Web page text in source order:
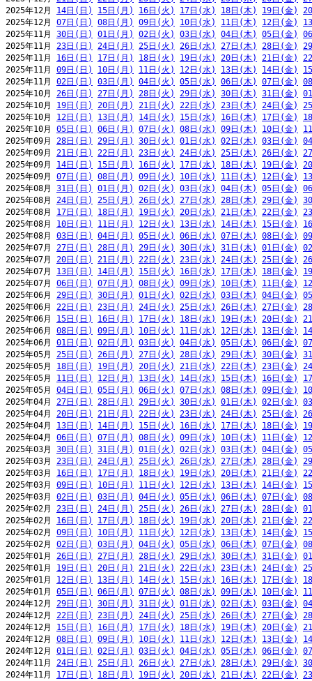
2025年12月 14日(日) 15日(月) 16日(火) 17日(水) 18日(木) 19日(金)
2025年12月 07日(日) 08日(月) 09日(火) 10日(水) 11日(木) 12日(金)
2025年11月 30日(日) 01日(月) 02日(火) 03日(水) 04日(木) 05日(金)
2025年11月 23日(日) 24日(月) 25日(火) 26日(水) 27日(木) 28日(金)
2025年11月 16日(日) 17日(月) 18日(火) 19日(水) 20日(木) 21日(金)
2025年11月 09日(日) 10日(月) 11日(火) 12日(水) 13日(木) 14日(金)
2025年11月 02日(日) 03日(月) 04日(火) 05日(水) 06日(木) 07日(金)
2025年10月 26日(日) 27日(月) 28日(火) 29日(水) 30日(木) 31日(金)
2025年10月 19日(日) 20日(月) 21日(火) 22日(水) 23日(木) 24日(金)
2025年10月 12日(日) 13日(月) 14日(火) 15日(水) 16日(木) 17日(金)
2025年10月 05日(日) 06日(月) 07日(火) 08日(水) 09日(木) 10日(金)
2025年09月 28日(日) 29日(月) 30日(火) 01日(水) 02日(木) 03日(金)
2025年09月 21日(日) 22日(月) 23日(火) 24日(水) 25日(木) 26日(金)
2025年09月 14日(日) 15日(月) 16日(火) 17日(水) 18日(木) 19日(金)
2025年09月 07日(日) 08日(月) 09日(火) 10日(水) 11日(木) 12日(金)
2025年08月 31日(日) 01日(月) 02日(火) 03日(水) 04日(木) 05日(金)
2025年08月 24日(日) 25日(月) 26日(火) 27日(水) 28日(木) 29日(金)
2025年08月 17日(日) 18日(月) 19日(火) 20日(水) 21日(木) 22日(金)
2025年08月 10日(日) 11日(月) 12日(火) 13日(水) 14日(木) 15日(金)
2025年08月 03日(日) 04日(月) 05日(火) 06日(水) 07日(木) 08日(金)
2025年07月 27日(日) 28日(月) 29日(火) 30日(水) 31日(木) 01日(金)
2025年07月 20日(日) 21日(月) 22日(火) 23日(水) 24日(木) 25日(金)
2025年07月 13日(日) 14日(月) 15日(火) 16日(水) 17日(木) 18日(金)
2025年07月 06日(日) 07日(月) 08日(火) 09日(水) 10日(木) 11日(金)
2025年06月 29日(日) 30日(月) 01日(火) 02日(水) 03日(木) 04日(金)
2025年06月 22日(日) 23日(月) 24日(火) 25日(水) 26日(木) 27日(金)
2025年06月 15日(日) 16日(月) 17日(火) 18日(水) 19日(木) 20日(金)
2025年06月 08日(日) 09日(月) 10日(火) 11日(水) 12日(木) 13日(金)
2025年06月 01日(日) 02日(月) 03日(火) 04日(水) 05日(木) 06日(金)
2025年05月 25日(日) 26日(月) 27日(火) 28日(水) 29日(木) 30日(金)
2025年05月 18日(日) 19日(月) 20日(火) 21日(水) 22日(木) 23日(金)
2025年05月 11日(日) 12日(月) 13日(火) 14日(水) 15日(木) 16日(金)
2025年05月 04日(日) 05日(月) 06日(火) 07日(水) 08日(木) 09日(金)
2025年04月 27日(日) 28日(月) 29日(火) 30日(水) 01日(木) 02日(金)
2025年04月 20日(日) 21日(月) 22日(火) 23日(水) 24日(木) 25日(金)
2025年04月 13日(日) 14日(月) 15日(火) 16日(水) 17日(木) 18日(金)
2025年04月 06日(日) 07日(月) 08日(火) 09日(水) 10日(木) 11日(金)
2025年03月 30日(日) 31日(月) 01日(火) 02日(水) 03日(木) 04日(金)
2025年03月 23日(日) 24日(月) 25日(火) 26日(水) 27日(木) 28日(金)
2025年03月 16日(日) 17日(月) 18日(火) 19日(水) 20日(木) 21日(金)
2025年03月 09日(日) 10日(月) 11日(火) 12日(水) 13日(木) 14日(金)
2025年03月 02日(日) 03日(月) 04日(火) 05日(水) 06日(木) 07日(金)
2025年02月 23日(日) 24日(月) 25日(火) 26日(水) 27日(木) 28日(金)
2025年02月 16日(日) 17日(月) 18日(火) 19日(水) 20日(木) 21日(金)
2025年02月 09日(日) 10日(月) 11日(火) 12日(水) 13日(木) 14日(金)
2025年02月 02日(日) 03日(月) 04日(火) 05日(水) 06日(木) 07日(金)
2025年01月 26日(日) 27日(月) 28日(火) 29日(水) 30日(木) 31日(金)
2025年01月 19日(日) 20日(月) 21日(火) 22日(水) 23日(木) 24日(金)
2025年01月 12日(日) 13日(月) 14日(火) 15日(水) 16日(木) 17日(金)
2025年01月 05日(日) 06日(月) 07日(火) 08日(水) 09日(木) 10日(金)
2024年12月 29日(日) 30日(月) 31日(火) 01日(水) 02日(木) 03日(金)
2024年12月 22日(日) 23日(月) 24日(火) 25日(水) 26日(木) 27日(金)
2024年12月 15日(日) 16日(月) 17日(火) 18日(水) 19日(木) 20日(金)
2024年12月 08日(日) 09日(月) 10日(火) 11日(水) 12日(木) 13日(金)
2024年12月 01日(日) 02日(月) 03日(火) 04日(水) 05日(木) 06日(金)
2024年11月 24日(日) 25日(月) 26日(火) 27日(水) 28日(木) 29日(金)
2024年11月 17日(日) 18日(月) 19日(火) 20日(水) 21日(木) 22日(金)